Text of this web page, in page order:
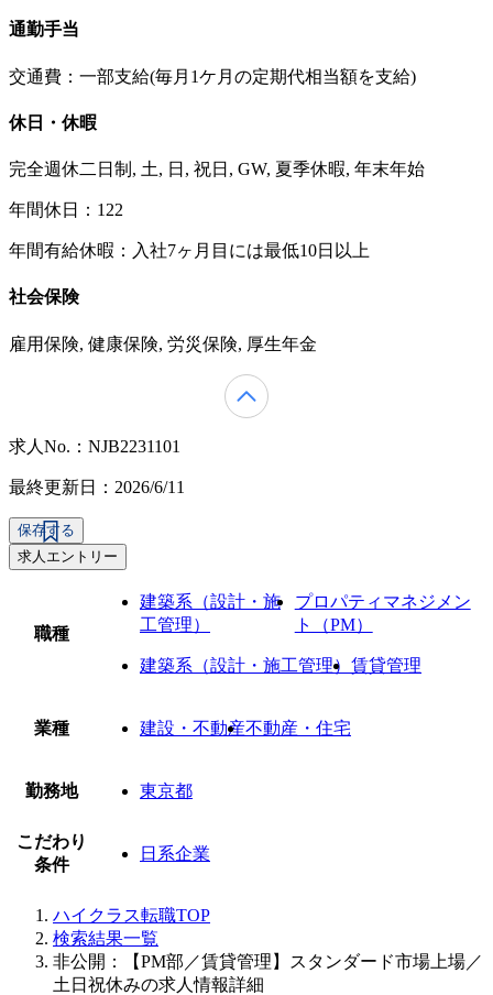
通勤手当
交通費：一部支給(毎月1ケ月の定期代相当額を支給)
休日・休暇
完全週休二日制, 土, 日, 祝日, GW, 夏季休暇, 年末年始
年間休日：122
年間有給休暇：入社7ヶ月目には最低10日以上
社会保険
雇用保険, 健康保険, 労災保険, 厚生年金
求人No.：NJB2231101
最終更新日：2026/6/11
保存する
求人エントリー
職種
建築系（設計・施
工管理）
プロパティマネジメン
ト（PM）
建築系（設計・施工管理） 賃貸管理
業種 建設・不動産不動産・住宅
勤務地 東京都
こだわり
条件
日系企業
ハイクラス転職TOP
検索結果一覧
非公開：【PM部／賃貸管理】スタンダード市場上場／
土日祝休みの求人情報詳細